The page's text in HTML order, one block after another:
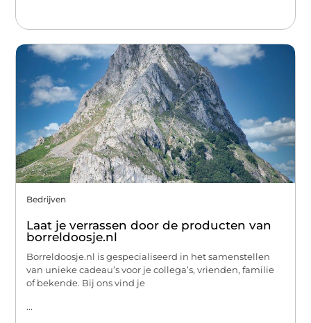
Bedrijven
Laat je verrassen door de producten van
borreldoosje.nl
Borreldoosje.nl is gespecialiseerd in het samenstellen
van unieke cadeau’s voor je collega’s, vrienden, familie
of bekende. Bij ons vind je
...